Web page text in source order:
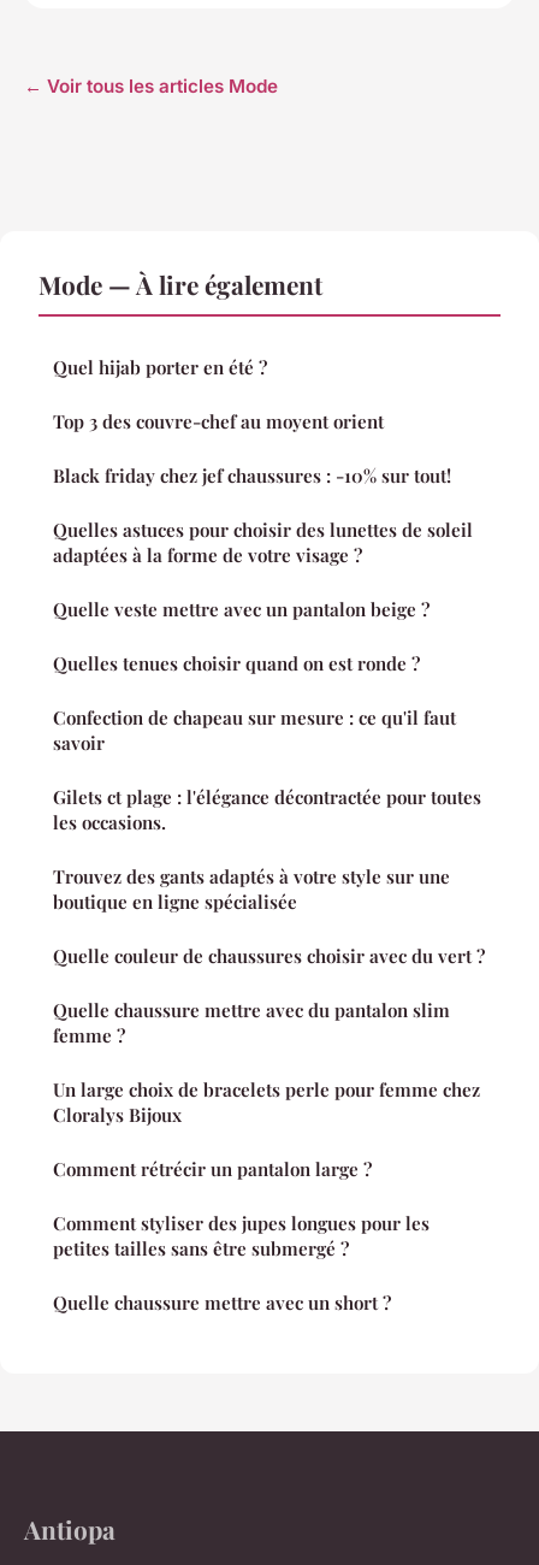
← Voir tous les articles Mode
Mode — À lire également
Quel hijab porter en été ?
Top 3 des couvre-chef au moyent orient
Black friday chez jef chaussures : -10% sur tout!
Quelles astuces pour choisir des lunettes de soleil
adaptées à la forme de votre visage ?
Quelle veste mettre avec un pantalon beige ?
Quelles tenues choisir quand on est ronde ?
Confection de chapeau sur mesure : ce qu'il faut
savoir
Gilets ct plage : l'élégance décontractée pour toutes
les occasions.
Trouvez des gants adaptés à votre style sur une
boutique en ligne spécialisée
Quelle couleur de chaussures choisir avec du vert ?
Quelle chaussure mettre avec du pantalon slim
femme ?
Un large choix de bracelets perle pour femme chez
Cloralys Bijoux
Comment rétrécir un pantalon large ?
Comment styliser des jupes longues pour les
petites tailles sans être submergé ?
Quelle chaussure mettre avec un short ?
Antiopa